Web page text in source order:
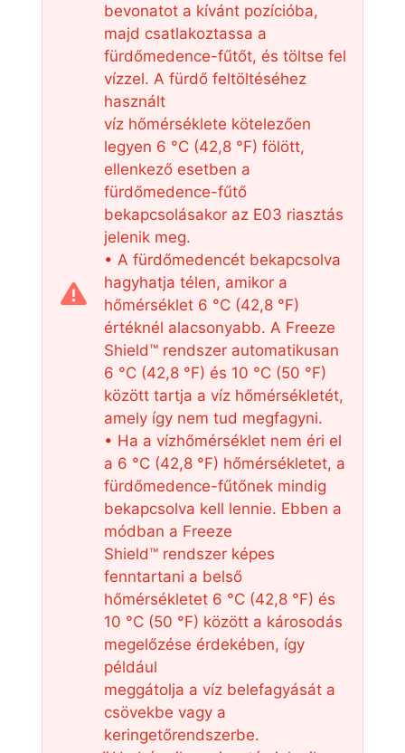
bevonatot a kívánt pozícióba,
majd csatlakoztassa a
fürdőmedence-fűtőt, és töltse fel
vízzel. A fürdő feltöltéséhez
használt
víz hőmérséklete kötelezően
legyen 6 °C (42,8 °F) fölött,
ellenkező esetben a
fürdőmedence-fűtő
bekapcsolásakor az E03 riasztás
jelenik meg.
• A fürdőmedencét bekapcsolva
hagyhatja télen, amikor a
hőmérséklet 6 °C (42,8 °F)
értéknél alacsonyabb. A Freeze
Shield™ rendszer automatikusan
6 °C (42,8 °F) és 10 °C (50 °F)
között tartja a víz hőmérsékletét,
amely így nem tud megfagyni.
• Ha a vízhőmérséklet nem éri el
a 6 °C (42,8 °F) hőmérsékletet, a
fürdőmedence-fűtőnek mindig
bekapcsolva kell lennie. Ebben a
módban a Freeze
Shield™ rendszer képes
fenntartani a belső
hőmérsékletet 6 °C (42,8 °F) és
10 °C (50 °F) között a károsodás
megelőzése érdekében, így
például
meggátolja a víz belefagyását a
csövekbe vagy a
keringetőrendszerbe.